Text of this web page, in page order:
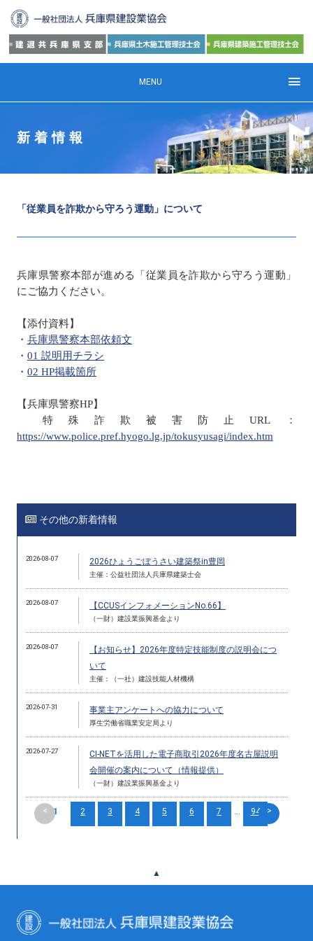
MENU
新着情報
「従業員を詐欺から守ろう運動」について
兵庫県警察本部が進める「従業員を詐欺から守ろう運動」
にご協力ください。
【添付資料】
・ 兵庫県警察本部依頼文
・ 01 説明用チラシ
・ 02 HP掲載箇所
【兵庫県警察HP】
特殊詐欺被害防止 URL ：
https://www.police.pref.hyogo.lg.jp/tokusyusagi/index.htm
その他の新着情報
2026-08-07 2026ひょうごぼうさい建築祭in豊岡
主催：公益社団法人兵庫県建築士会
2026-08-07 【CCUSインフォメーションNo.66】
（一財）建設業振興基金より
2026-08-07
【お知らせ】2026年度特定技能制度の説明会につ
いて
主催：（一社）建設技能人材機構
2026-07-31 事業主アンケートへの協力について
厚生労働省職業安定局より
2026-07-27
CI-NETを活用した電子商取引2026年度名古屋説明
会開催の案内について（情報提供）
（一財）建設業振興基金より
< 1 2 3 4 5 6 7 ... 94 >
▲